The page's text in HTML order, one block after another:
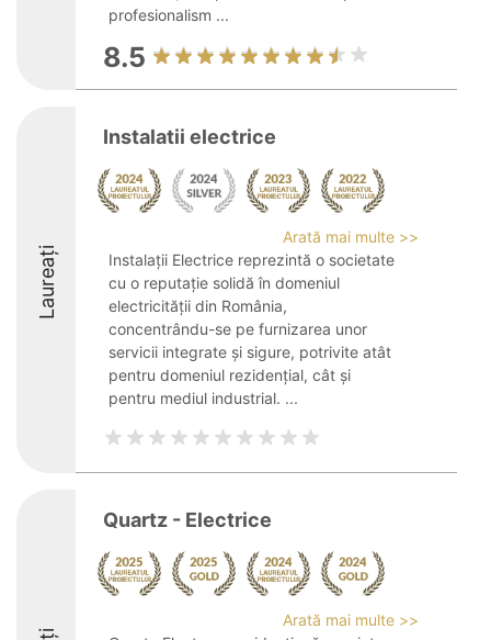
profesionalism ...
8.5
Laureați
Instalatii electrice
Arată mai multe >>
Instalații Electrice reprezintă o societate
cu o reputație solidă în domeniul
electricității din România,
concentrându-se pe furnizarea unor
servicii integrate și sigure, potrivite atât
pentru domeniul rezidențial, cât și
pentru mediul industrial. ...
Quartz - Electrice
Arată mai multe >>